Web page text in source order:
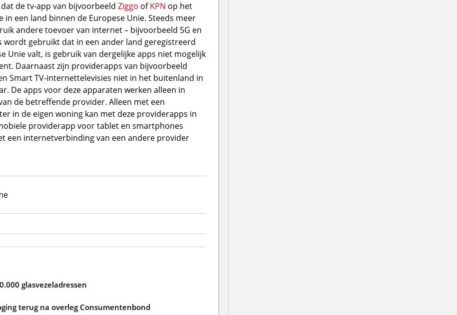
de tv-app van bijvoorbeeld Ziggo ofKPN op het
een land binnen de Europese Unie. Steeds meer
andere toevoer van internet – bijvoorbeeld 5G en
wordt gebruikt dat in een ander land geregistreerd
Unie valt, is gebruik van dergelijke apps niet mogelijk
Daarnaast zijn providerapps van bijvoorbeeld
Smart TV-internettelevisies niet in het buitenland in
De apps voor deze apparaten werken alleen in
de betreffende provider. Alleen met een
in de eigen woning kan met deze providerapps in
providerapp voor tablet en smartphones
een internetverbinding van een andere provider
glasvezeladressen
terug na overleg Consumentenbond